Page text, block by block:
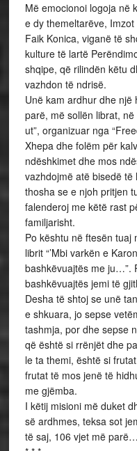
Më emocionoi logoja në
e dy themeltarëve,
Faik Konica, viganë të
kulture të lartë
shqipe, që rilindën këtu
vazhdon të ndrisë.
Unë kam ardhur dhe
parë, më sollën librat, në
ut”, organizuar nga
Xhepa dhe folëm për
ndëshkimet dhe mos
vazhdojmë atë bisedë
thosha se e njoh pritjen
falenderoj me këtë rast
familjarisht.
Po kështu në ftesën tuaj
librit “’Mbi varkën e
bashkëvuajtës me ju…”.
bashkëvuajtës jemi të
Desha të shtoj se unë
e shkuara, jo sepse
tashmja, por dhe sepse
që është si rrënjët dhe
le ta themi, është si
frutat të mos jenë të
me gjëmba.
I këtij misioni më duket
së ardhmes, teksa sot
të saj, 106 vjet më parë…